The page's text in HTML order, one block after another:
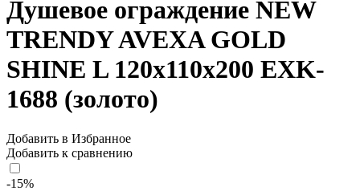
Душевое ограждение NEW
TRENDY AVEXA GOLD
SHINE L 120x110x200 EXK-
1688 (золото)
Добавить в Избранное
Добавить к сравнению
-15%